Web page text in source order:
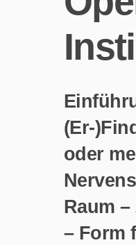
(Er-
oder
Raum
– Form